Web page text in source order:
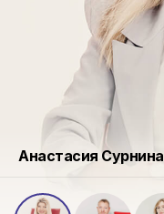
Анастасия Сурнина